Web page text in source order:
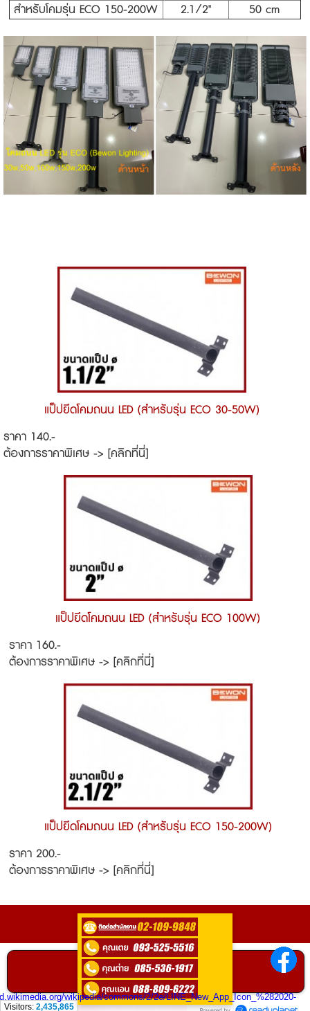
สำหรับโคมรุ่น ECO 150-200W
2.1/2" 50 cm
แป็ปยึดโคมถนน LED (สำหรับรุ่น ECO 30-50W)
ราคา 140.-
ต้องการราคาพิเศษ -> [คลิกที่นี่]
แป็ปยึดโคมถนน LED (สำหรับรุ่น ECO 100W)
ราคา 160.-
ต้องการราคาพิเศษ -> [คลิกที่นี่]
แป็ปยึดโคมถนน LED (สำหรับรุ่น ECO 150-200W)
ราคา 200.-
ต้องการราคาพิเศษ -> [คลิกที่นี่]
ติดต่อ0935255516
คลิกเพื่อโทร
Visitors: 2,435,865
ติดต่อสอบถามได้ที่